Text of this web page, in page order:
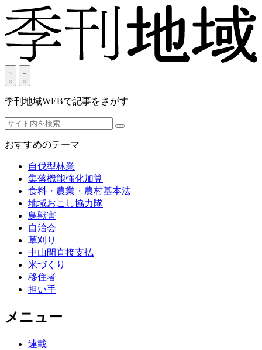
季刊地域WEBで記事をさがす
おすすめのテーマ
自伐型林業
集落機能強化加算
食料・農業・農村基本法
地域おこし協力隊
鳥獣害
自治会
草刈り
中山間直接支払
米づくり
移住者
担い手
メニュー
連載